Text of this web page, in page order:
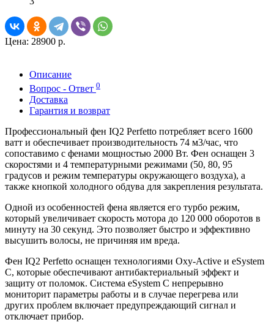
Цена: 28900 р.
Описание
Вопрос - Ответ 0
Доставка
Гарантия и возврат
Профессиональный фен IQ2 Perfetto потребляет всего 1600
ватт и обеспечивает производительность 74 м3/час, что
сопоставимо с фенами мощностью 2000 Вт. Фен оснащен 3
скоростями и 4 температурными режимами (50, 80, 95
градусов и режим температуры окружающего воздуха), а
также кнопкой холодного обдува для закрепления результата.
Одной из особенностей фена является его турбо режим,
который увеличивает скорость мотора до 120 000 оборотов в
минуту на 30 секунд. Это позволяет быстро и эффективно
высушить волосы, не причиняя им вреда.
Фен IQ2 Perfetto оснащен технологиями Oxy-Active и eSystem
C, которые обеспечивают антибактериальный эффект и
защиту от поломок. Система eSystem C непрерывно
мониторит параметры работы и в случае перегрева или
других проблем включает предупреждающий сигнал и
отключает прибор.